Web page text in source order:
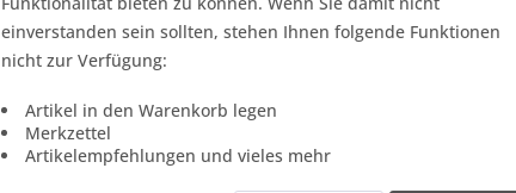
einverstanden sein sollten, stehen Ihnen folgende Funktionen
nicht zur Verfügung:
Artikel in den Warenkorb legen
Merkzettel
Artikelempfehlungen und vieles mehr